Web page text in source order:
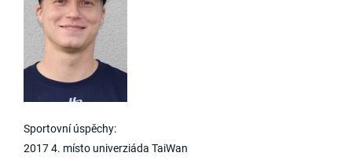
Sportovní úspěchy:
2017 4. místo univerziáda TaiWan